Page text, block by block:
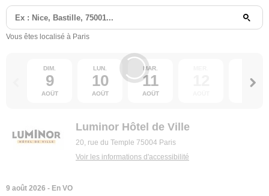
Vous êtes localisé à Paris
DIM.
9
AOÛT
LUN.
10
AOÛT
MAR.
11
AOÛT
13
Luminor Hôtel de Ville
20, rue du Temple 75004 Paris
Voir les informations d'accessibilité
9 août 2026 - En VO